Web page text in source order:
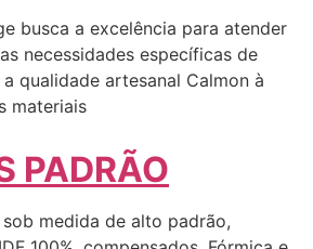
busca a excelência para atender
necessidades específicas de
qualidade artesanal Calmon à
materiais
PADRÃO
medida de alto padrão,